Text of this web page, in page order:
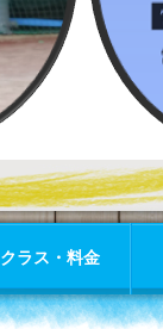
ラス・料金